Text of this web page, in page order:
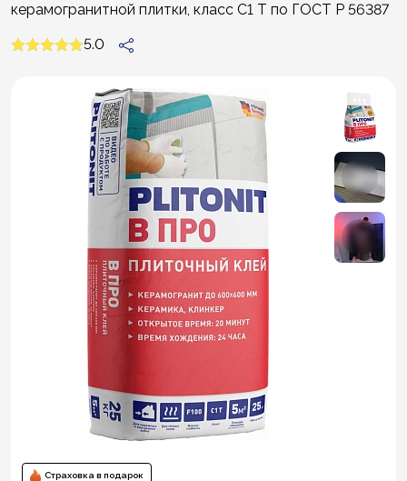
керамогранитной плитки, класс С1 Т по ГОСТ Р 56387
5.0
Страховка в подарок